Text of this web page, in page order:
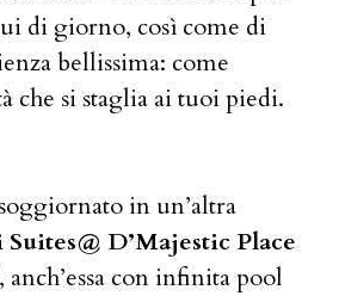
di giorno, così come di
bellissima: come
che si staglia ai tuoi piedi.
in un’altra
D’Majestic Place
anch’essa con infinita pool